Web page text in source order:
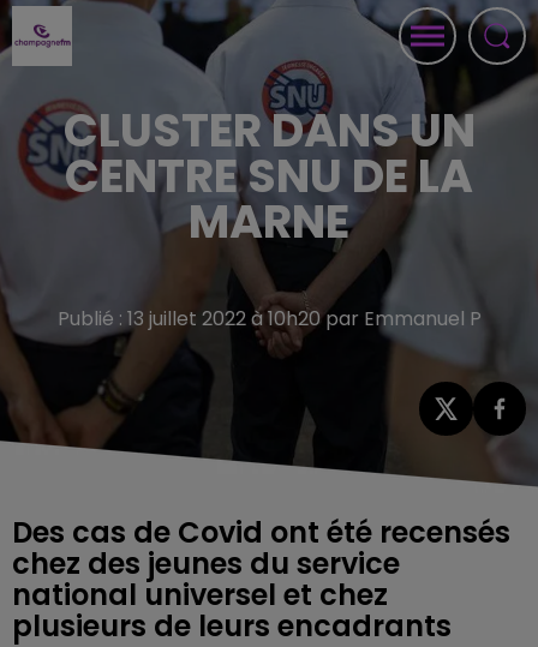
CLUSTER DANS UN
CENTRE SNU DE LA
MARNE
Publié : 13 juillet 2022 à 10h20 par Emmanuel P
Des cas de Covid ont été recensés
chez des jeunes du service
national universel et chez
plusieurs de leurs encadrants